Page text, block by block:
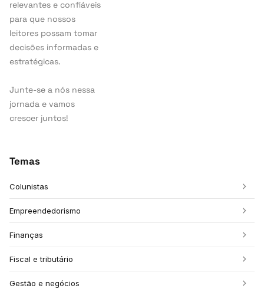
relevantes e confiáveis
para que nossos
leitores possam tomar
decisões informadas e
estratégicas.
Junte-se a nós nessa
jornada e vamos
crescer juntos!
Temas
Colunistas
Empreendedorismo
Finanças
Fiscal e tributário
Gestão e negócios